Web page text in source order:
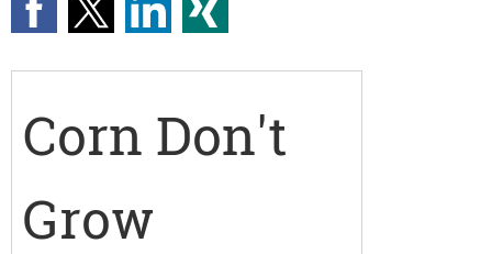
Corn Don't
Grow